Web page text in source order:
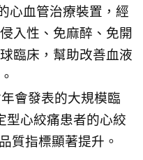
心血管治療裝置，經
入性、免麻醉、免開
臨床，幫助改善血液
會發表的大規模臨
型心絞痛患者的心絞
質指標顯著提升。